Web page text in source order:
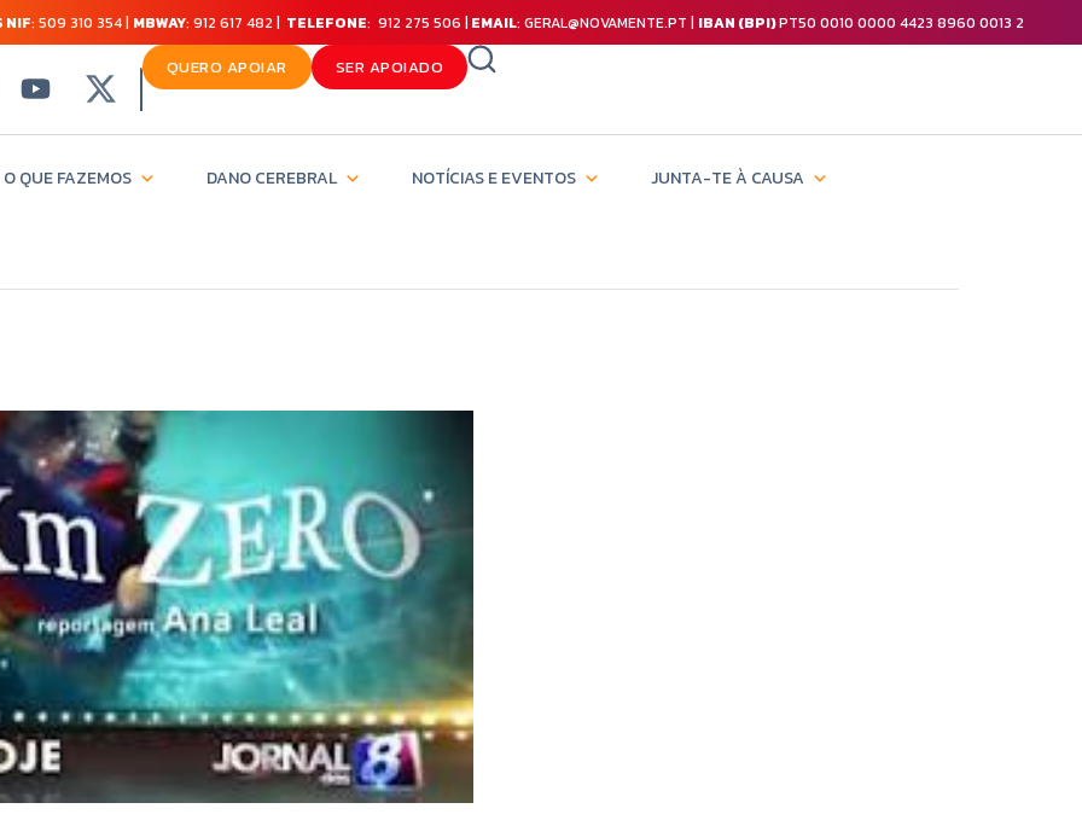
NIF: 509 310 354 | MBWAY: 912 617 482 | TELEFONE: 912 275 506 | EMAIL: GERAL@NOVAMENTE.PT | IBAN (BPI)PT50 0010 0000 4423 8960 0013 2
QUERO APOIAR SER APOIADO
O QUE FAZEMOS DANO CEREBRAL NOTÍCIAS E EVENTOS JUNTA-TE À CAUSA